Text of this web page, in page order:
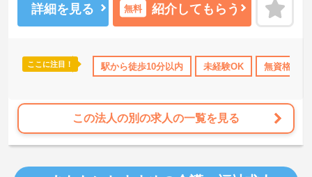
ポート 研修制度あり 産休･育休･介護休暇取得実績あり 社会
詳細を見る 無料 紹介してもらう
ここに注目！ 駅から徒歩10分以内 未経験OK 無資格OK
この法人の別の求人の一覧を見る